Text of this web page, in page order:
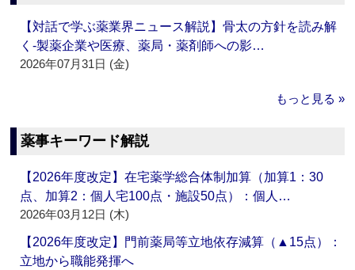
【対話で学ぶ薬業界ニュース解説】骨太の方針を読み解
く‐製薬企業や医療、薬局・薬剤師への影…
2026年07月31日 (金)
もっと見る »
薬事キーワード解説
【2026年度改定】在宅薬学総合体制加算（加算1：30
点、加算2：個人宅100点・施設50点）：個人…
2026年03月12日 (木)
【2026年度改定】門前薬局等立地依存減算（▲15点）：
立地から職能発揮へ